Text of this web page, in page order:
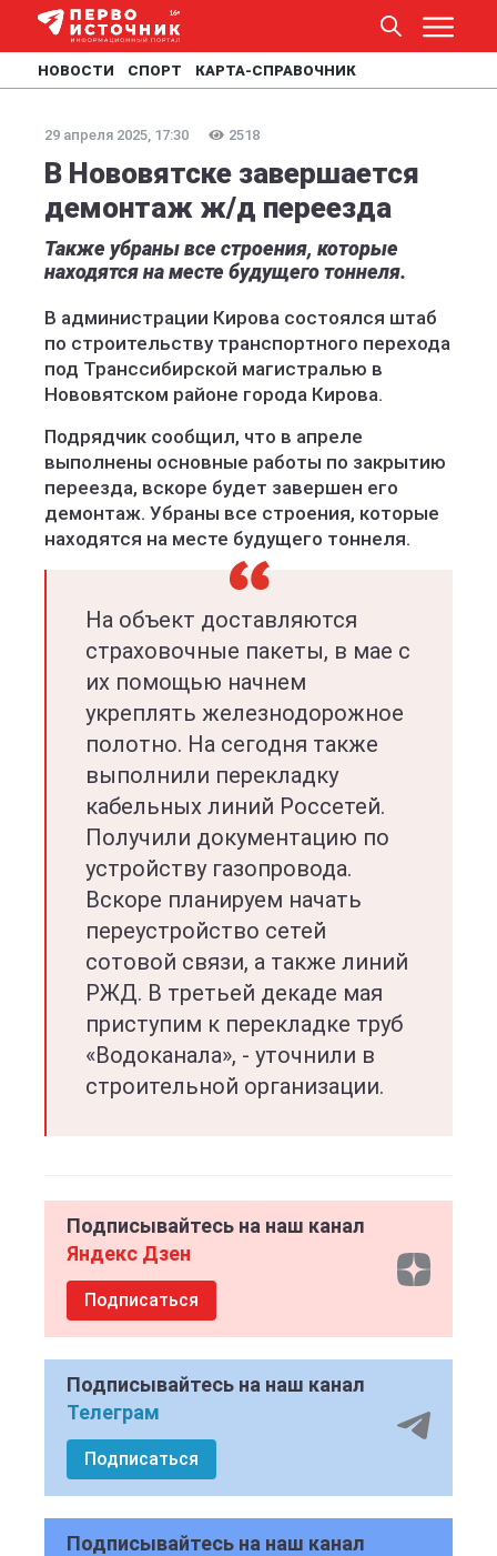
НОВОСТИ СПОРТ КАРТА-СПРАВОЧНИК
29 апреля 2025, 17:30 2518
В Нововятске завершается
демонтаж ж/д переезда
Также убраны все строения, которые
находятся на месте будущего тоннеля.
В администрации Кирова состоялся штаб
по строительству транспортного перехода
под Транссибирской магистралью в
Нововятском районе города Кирова.
Подрядчик сообщил, что в апреле
выполнены основные работы по закрытию
переезда, вскоре будет завершен его
демонтаж. Убраны все строения, которые
находятся на месте будущего тоннеля.
На объект доставляются
страховочные пакеты, в мае с
их помощью начнем
укреплять железнодорожное
полотно. На сегодня также
выполнили перекладку
кабельных линий Россетей.
Получили документацию по
устройству газопровода.
Вскоре планируем начать
переустройство сетей
сотовой связи, а также линий
РЖД. В третьей декаде мая
приступим к перекладке труб
«Водоканала», - уточнили в
строительной организации.
Подписывайтесь на наш канал
Яндекс Дзен
Подписаться
Подписывайтесь на наш канал
Телеграм
Подписаться
Подписывайтесь на наш канал